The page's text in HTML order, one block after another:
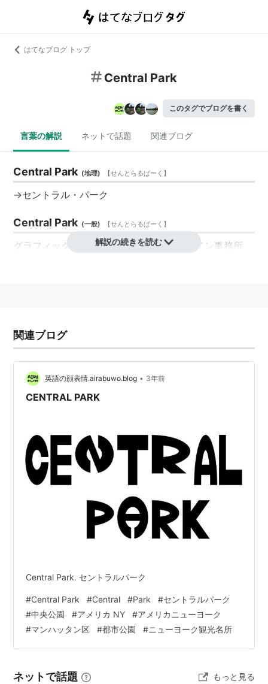
はてなブログ トップ
Central Park
このタグでブログを書く
言葉の解説 ネットで話題 関連ブログ
Central Park (地理) 【せんとらるぱーく 】
→セントラル・パーク
Central Park (一般) 【せんとらるぱーく 】
グラフィックデザイナーの山田信男のデザイン事務所
解説の続きを読む
関連ブログ
英語の顔表情.airabuwo.blog • 3年前
CENTRAL PARK
Central Park. セントラルパーク
#Central Park #Central #Park #セントラルパーク
#中央公園 #アメリカ NY #アメリカニューヨーク
#マンハッタン区 #都市公園 #ニューヨーク観光名所
ネットで話題 もっと見る